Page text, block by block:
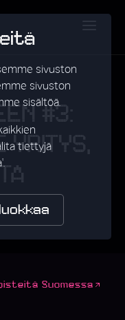
sivuston
sivuston
sisältöä.
tiettyjä
#3:
Suomessa